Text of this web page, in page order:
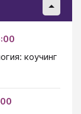
коучинг